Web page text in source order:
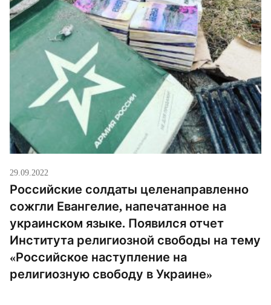
29.09.2022
Российские солдаты целенаправленно
сожгли Евангелие, напечатанное на
украинском языке. Появился отчет
Института религиозной свободы на тему
«Российское наступление на
религиозную свободу в Украине»